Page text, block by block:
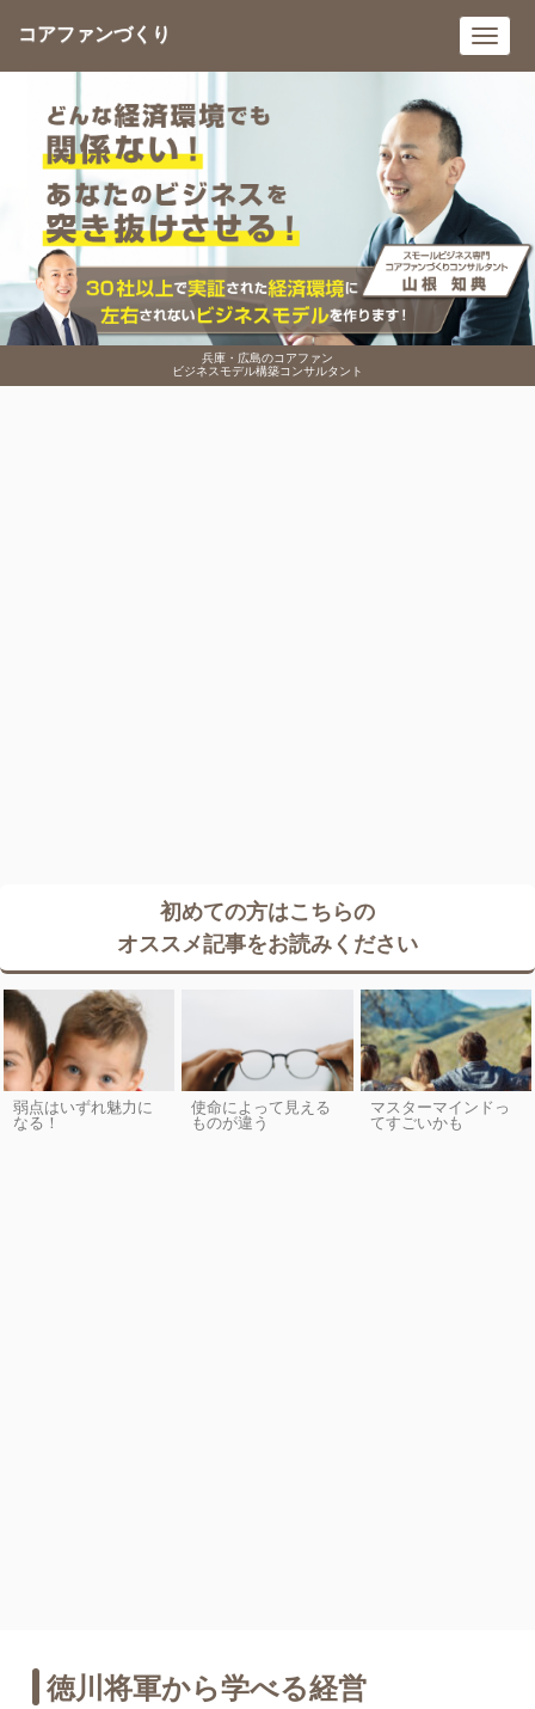
兵庫・広島のコアファン
ビジネスモデル構築コンサルタント
コアファンづくり
初めての方はこちらの
オススメ記事をお読みください
弱点はいずれ魅力に
なる！
使命によって見える
ものが違う
マスターマインドっ
てすごいかも
徳川将軍から学べる経営